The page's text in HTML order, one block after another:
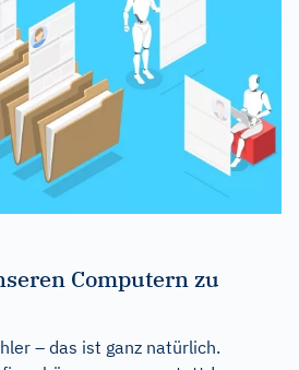
Computern zu
– das ist ganz natürlich.